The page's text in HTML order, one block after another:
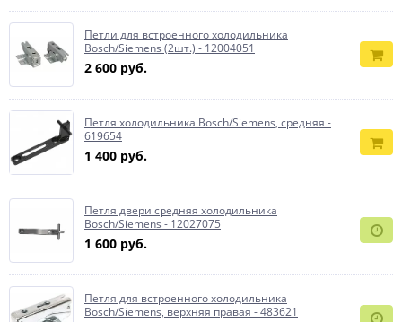
Петли для встроенного холодильника
Bosch/Siemens (2шт.) - 12004051
2 600 руб.
Петля холодильника Bosch/Siemens, средняя -
619654
1 400 руб.
Петля двери средняя холодильника
Bosch/Siemens - 12027075
1 600 руб.
Петля для встроенного холодильника
Bosch/Siemens, верхняя правая - 483621